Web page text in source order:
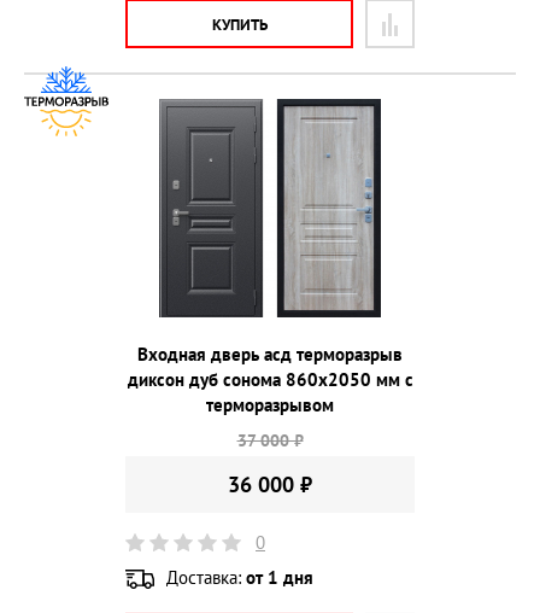
КУПИТЬ
Входная дверь асд терморазрыв
диксон дуб сонома 860х2050 мм с
терморазрывом
37 000 ₽
36 000 ₽
0
Доставка: от 1 дня